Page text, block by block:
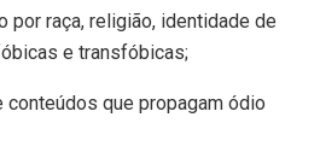
por raça, religião, identidade de
e transfóbicas;
conteúdos que propagam ódio